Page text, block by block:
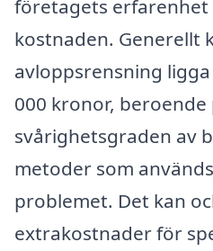
företagets erfarenhet
kostnaden. Generellt
avloppsrensning
000 kronor, beroende
svårighetsgraden av
metoder som
problemet. Det kan
extrakostnader för